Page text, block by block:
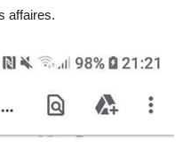
affaires.